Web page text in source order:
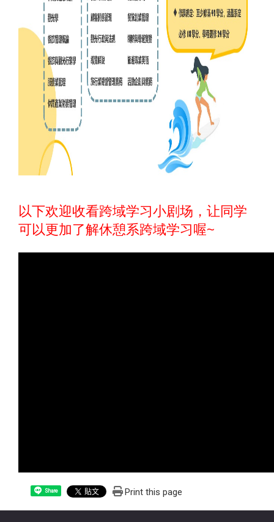
以下欢迎收看跨域学习小剧场，让同学
可以更加了解休憩系跨域学习喔~
Share Print this page